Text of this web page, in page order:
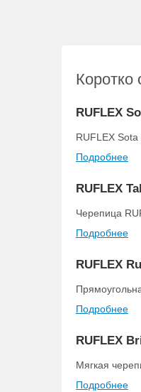
Коротко
RUFLEX
RUFLEX
Подробнее
RUFLEX
Черепица
Подробнее
RUFLEX
Подробнее
RUFLEX
Мягкая
Подробнее